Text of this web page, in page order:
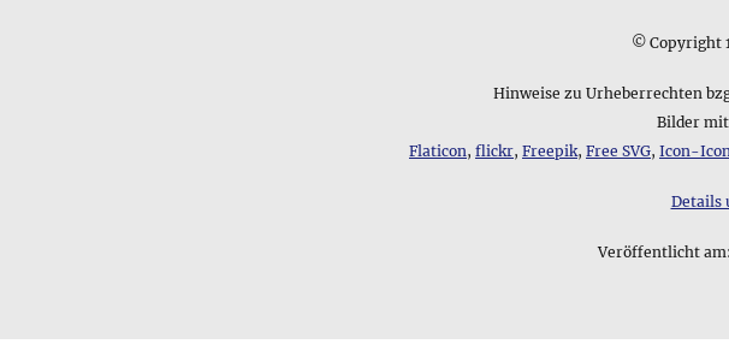
© Copyright
Hinweise zu Urheberrechten
Bilder
Flaticon, flickr, Freepik, Free SVG, Icon-
Details
Veröffentlicht am: